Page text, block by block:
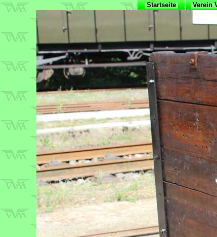
Startseite Verein